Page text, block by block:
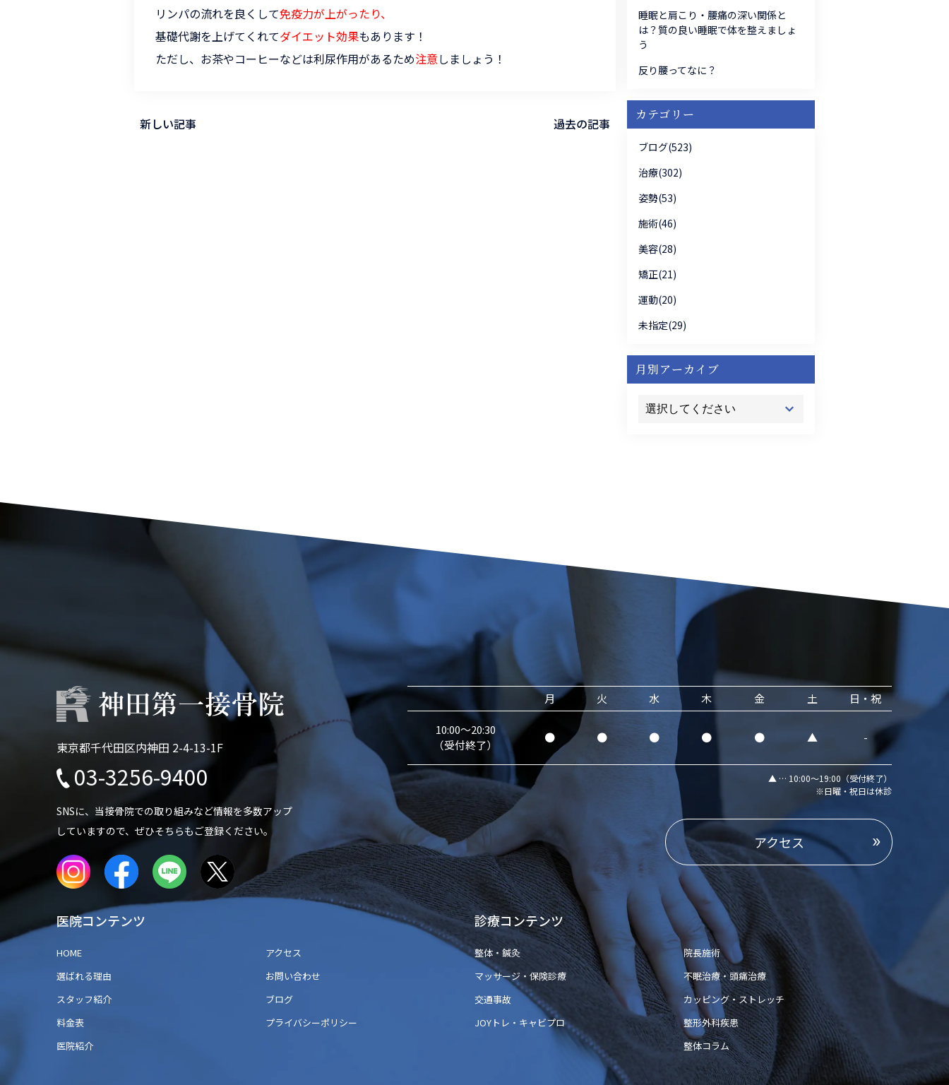
リンパの流れを良くして免疫力が上がったり、
基礎代謝を上げてくれてダイエット効果もあります！
ただし、お茶やコーヒーなどは利尿作用があるため注意しましょう！
新しい記事 過去の記事
睡眠と肩こり・腰痛の深い関係と
は？質の良い睡眠で体を整えましょ
う
反り腰ってなに？
カテゴリー
ブログ(523)
治療(302)
姿勢(53)
施術(46)
美容(28)
矯正(21)
運動(20)
未指定(29)
月別アーカイブ
東京都千代田区内神田 2-4-13-1F
03-3256-9400
SNSに、当接骨院での取り組みなど情報を多数アップ
していますので、 ぜひそちらもご登録ください。
月 火 水 木 金 土 日・祝
10:00～20:30
（受付終了）
● ● ● ● ● ▲ -
▲ … 10:00～19:00（受付終了）
※日曜・祝日は休診
アクセス
医院コンテンツ
HOME
選ばれる理由
スタッフ紹介
料金表
医院紹介
アクセス
お問い合わせ
ブログ
プライバシーポリシー
診療コンテンツ
整体・鍼灸
マッサージ・保険診療
交通事故
JOYトレ・キャビプロ
院長施術
不眠治療・頭痛治療
カッピング・ストレッチ
整形外科疾患
整体コラム